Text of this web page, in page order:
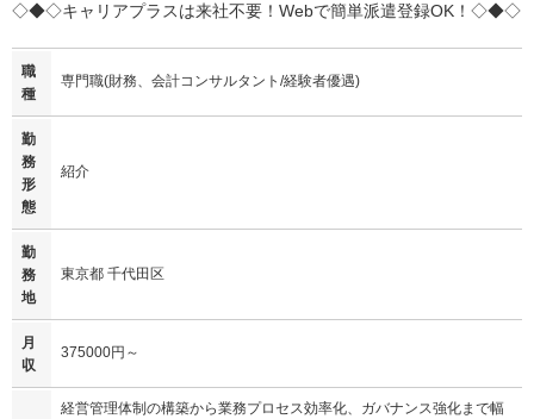
◇◆◇キャリアプラスは来社不要！Webで簡単派遣登録OK！◇◆◇
職
種
専門職(財務、会計コンサルタント/経験者優遇)
勤
務
形
態
紹介
勤
務
地
東京都 千代田区
月
収
375000円～
経営管理体制の構築から業務プロセス効率化、ガバナンス強化まで幅